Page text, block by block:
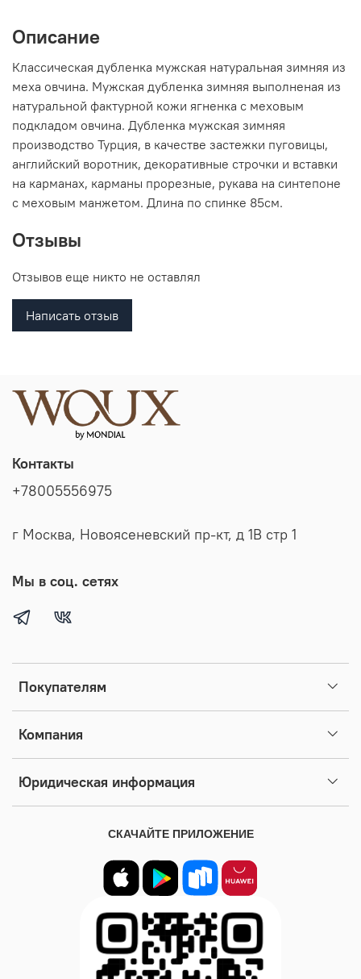
Описание
Классическая дубленка мужская натуральная зимняя из
меха овчина. Мужская дубленка зимняя выполненая из
натуральной фактурной кожи ягненка с меховым
подкладом овчина. Дубленка мужская зимняя
производство Турция, в качестве застежки пуговицы,
английский воротник, декоративные строчки и вставки
на карманах, карманы прорезные, рукава на синтепоне
с меховым манжетом. Длина по спинке 85см.
Отзывы
Отзывов еще никто не оставлял
Написать отзыв
Покупателям
Компания
Юридическая информация
Контакты
+78005556975
г Москва, Новоясеневский пр-кт, д 1В стр 1
Мы в соц. сетях
СКАЧАЙТЕ ПРИЛОЖЕНИЕ